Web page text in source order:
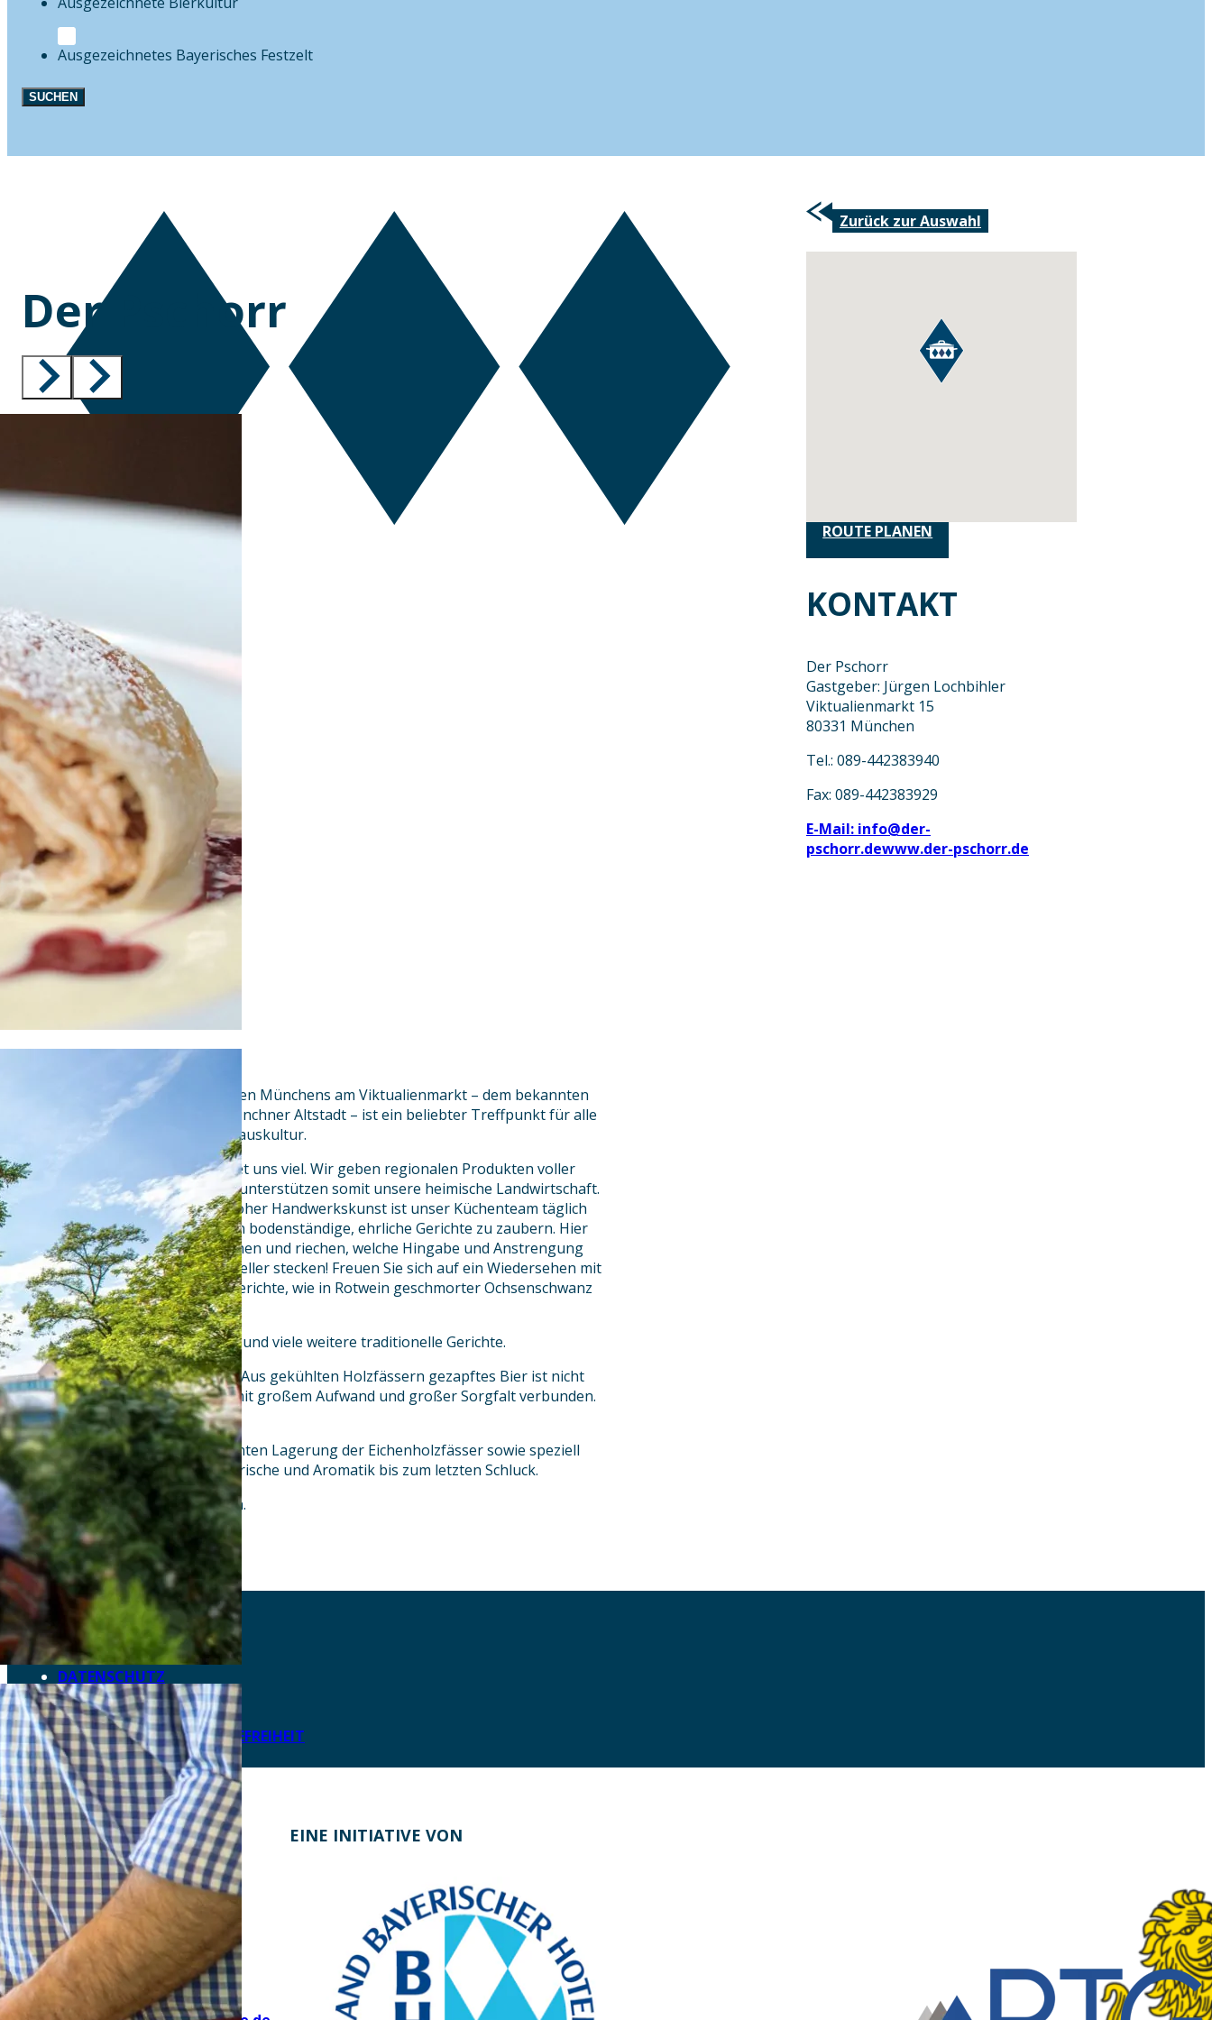
Festzelt
SUCHEN
Der Pschorr
Unser Wirtshaus, direkt im Herzen Münchens am Viktualienmarkt – dem bekannten
Dreh- und Angelpunkt in der Münchner Altstadt – ist ein beliebter Treffpunkt für alle
Freunde der bayerischen Wirtshauskultur.
„Heimat auf dem Teller“ bedeutet uns viel. Wir geben regionalen Produkten voller
Überzeugung den Vorrang und unterstützen somit unsere heimische Landwirtschaft.
Mit großer Begeisterung und hoher Handwerkskunst ist unser Küchenteam täglich
dabei, aus den besten Produkten bodenständige, ehrliche Gerichte zu zaubern. Hier
können Sie noch schmecken, sehen und riechen, welche Hingabe und Anstrengung
hinter den Produkten auf dem Teller stecken! Freuen Sie sich auf ein Wiedersehen mit
alten, fast schon vergessenen Gerichte, wie in Rotwein geschmorter Ochsenschwanz
und Ochsenbackerl oder
Lammspieß von Herz und Leber und viele weitere traditionelle Gerichte.
Wir leben und lieben Bierkultur. Aus gekühlten Holzfässern gezapftes Bier ist nicht
nur eine Rarität, sondern auch mit großem Aufwand und großer Sorgfalt verbunden.
Münchner Braukunst,
Stangeneis zur kühlen und feuchten Lagerung der Eichenholzfässer sowie speziell
vorgekühlte Gläser sorgen für Frische und Aromatik bis zum letzten Schluck.
Wir freuen uns auf Ihren Besuch.
Zurück zur Auswahl
ROUTE PLANEN
KONTAKT
Der Pschorr
Gastgeber: Jürgen Lochbihler
Viktualienmarkt 15
80331 München
Tel.: 089-442383940
Fax: 089-442383929
E-Mail: info@der-
pschorr.dewww.der-pschorr.de
AKTUELLES
DOWNLOADS
DATENSCHUTZ
IMPRESSUM
LEICHTE SPRACHE
ERKLÄRUNG ZUR BARRIEREFREIHEIT
KONTAKT EINE INITIATIVE VON
Bayern Tourist Gmbh (BTG)
Prinz-Ludwig-Palais
Türkenstraße 7
80333 München
Telefon: +49 89 28760-117
Fax: +49 89 28760-121